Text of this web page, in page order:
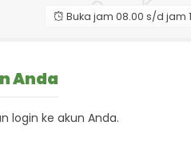
Buka jam 08.00 s/d jam
Anda
login ke akun Anda.